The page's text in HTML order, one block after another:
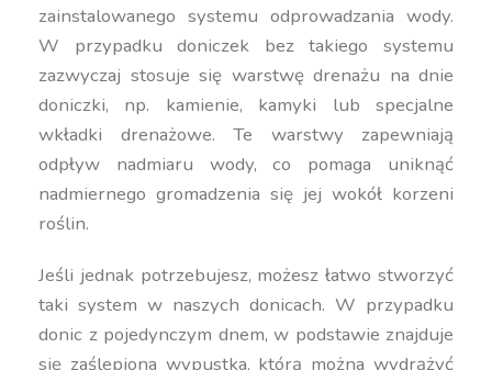
zainstalowanego systemu odprowadzania wody.
W przypadku doniczek bez takiego systemu
zazwyczaj stosuje się warstwę drenażu na dnie
doniczki, np. kamienie, kamyki lub specjalne
wkładki drenażowe. Te warstwy zapewniają
odpływ nadmiaru wody, co pomaga uniknąć
nadmiernego gromadzenia się jej wokół korzeni
roślin.
Jeśli jednak potrzebujesz, możesz łatwo stworzyć
taki system w naszych donicach. W przypadku
donic z pojedynczym dnem, w podstawie znajduje
się zaślepiona wypustka, którą można wydrążyć